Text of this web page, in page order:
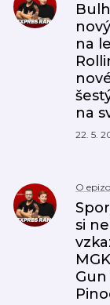
na
na
22. 5.
O
si
Gun